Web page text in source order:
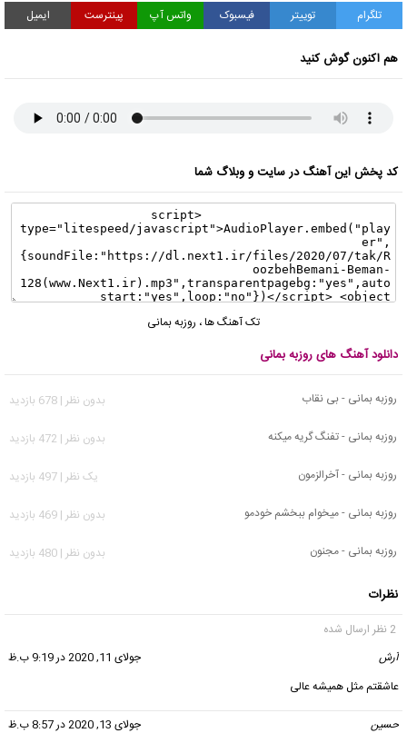
تلگرام توییتر فیسبوک واتس آپ پینترست ایمیل
هم اکنون گوش کنید
کد پخش این آهنگ در سایت و وبلاگ شما
تک آهنگ ها، روزبه بمانی
دانلود آهنگ های روزبه بمانی
روزبه بمانی - بی نقاب
بدون نظر | 678 بازدید
روزبه بمانی - تفنگ گریه میکنه
بدون نظر | 472 بازدید
روزبه بمانی - آخرالزمون
يک نظر | 497 بازدید
روزبه بمانی - میخوام ببخشم خودمو
بدون نظر | 469 بازدید
روزبه بمانی - مجنون
بدون نظر | 480 بازدید
نظرات
2 نظر ارسال شده
آرش
جولای 11, 2020 در 9:19 ب.ظ
عاشقتم مثل همیشه عالی
حسین
جولای 13, 2020 در 8:57 ب.ظ